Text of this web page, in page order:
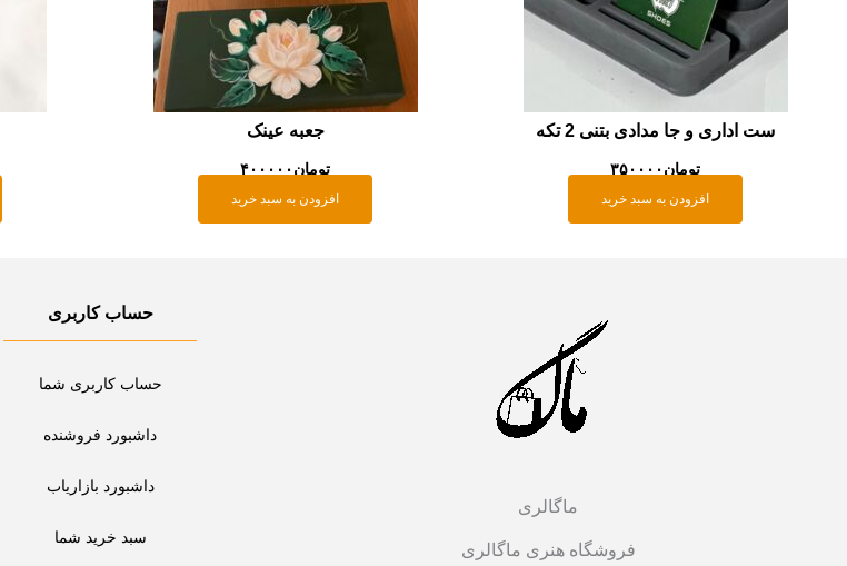
ست اداری و جا مدادی بتنی 2 تکه
تومان۳۵۰۰۰۰
افزودن به سبد خرید
جعبه عینک
تومان۴۰۰۰۰۰
افزودن به سبد خرید
ماگالری
فروشگاه هنری ماگالری
حساب کاربری
حساب کاربری شما
داشبورد فروشنده
داشبورد بازاریاب
سبد خرید شما